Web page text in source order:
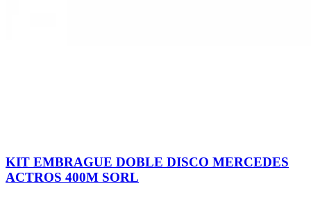
KIT EMBRAGUE DOBLE DISCO MERCEDES
ACTROS 400M SORL